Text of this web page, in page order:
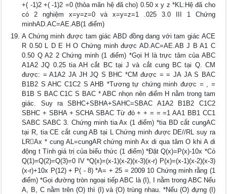
+( -1)2 +( -1)2 =0 (thỏa mãn hệ đã cho) 0.50 x y z *KL:Hệ đã cho
có 2 nghiệm x=y=z=0 và x=y=z=1 .025 3.0 III 1 Chứng
minhAD.AC=AE.AB(1 điểm)
A Chứng minh được tam giác ABD đồng dang với tam giác ACE
R 0.50 L D E H O Chứng minh được AD.AC=AE.AB J B A1 C
0.50 Q A2 2 Chứng minh (1 điểm) *Gọi H là trực tâm của ABC
A1A2 JQ 0.25 tia AH cắt BC tại J và cắt cung BC tại Q. CM
được: = A1A2 JA JH JQ S BHC *CM được = = JA JA S BAC
B1B2 S AHC C1C2 S AHB *Tương tự chứng minh được = , =
B1B S BAC C1C S BAC * ABC nhọn nên điểm H nằm trong tam
giác. Suy ra SBHC+SBHA+SAHC=SBAC A1A2 B1B2 C1C2
SBHC + SBHA + SCHA SBAC Từ đó + + = = =1 AA1 BB1 CC1
SABC SABC 3. Chứng minh tia Ax (1 điểm) *tia BD cắt cungAC
tại R, tia CE cắt cung AB tại L Chứng minh được DE//RL suy ra
LRAx * cung AL=cungAR chứng minh Ax di qua tâm O khi A di
động t Tính giá trị của biểu thức (1 điểm) *Đặt Q(x)=P(x)-10x *Có
Q(1)=Q(2)=Q(3)=0 IV *Q(x)=(x-1)(x-2)(x-3)(x-r) P(x)=(x-1)(x-2)(x-3)
(x-r)+10x P(12) + P( - 8) *A= + 25 = 2009 10 Chứng minh rằng (1
điểm) *Gọi đường tròn ngoại tiếp ABC là (I), I nằm trong ABC Nếu
A, B, C nằm trên (O) thì (I) và (O) trùng nhau. *Nếu (O) đựng (I)